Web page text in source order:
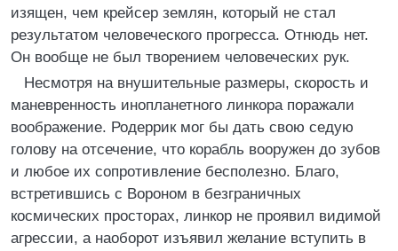
изящен, чем крейсер землян, который не стал
результатом человеческого прогресса. Отнюдь нет.
Он вообще не был творением человеческих рук.
Несмотря на внушительные размеры, скорость и
маневренность инопланетного линкора поражали
воображение. Родеррик мог бы дать свою седую
голову на отсечение, что корабль вооружен до зубов
и любое их сопротивление бесполезно. Благо,
встретившись с Вороном в безграничных
космических просторах, линкор не проявил видимой
агрессии, а наоборот изъявил желание вступить в